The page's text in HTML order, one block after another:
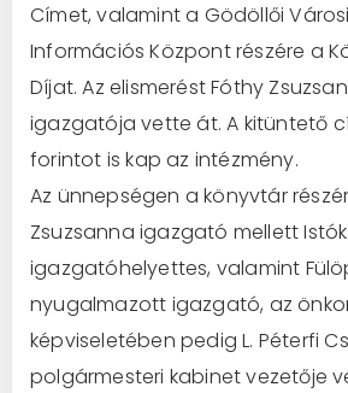
Címet, valamint a Gödöllői
Információs Központ részére a
Díjat. Az elismerést Fóthy
igazgatója vette át. A kitüntető
forintot is kap az intézmény.
Az ünnepségen a könyvtár
Zsuzsanna igazgató mellett
igazgatóhelyettes, valamint
nyugalmazott igazgató, az
képviseletében pedig L. Péterfi
polgármesteri kabinet vezetője